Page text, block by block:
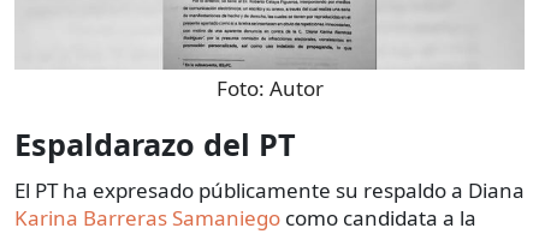
Foto: Autor
Espaldarazo del PT
El PT ha expresado públicamente su respaldo a Diana
Karina Barreras Samaniego como candidata a la